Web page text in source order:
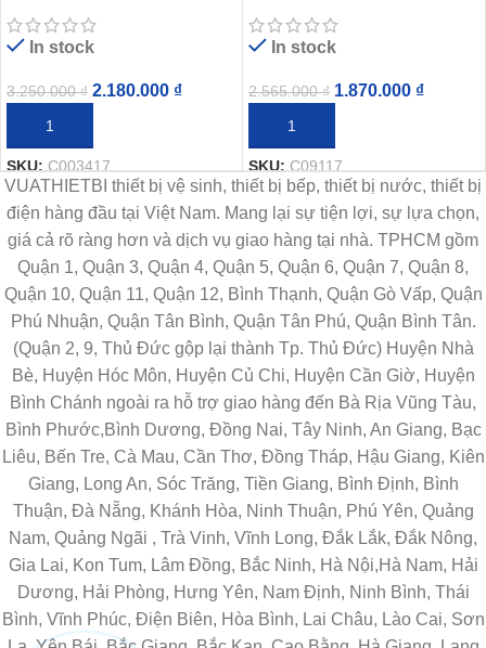
Square
In stock
3.250.000₫ 2.180.000 ₫
THÊM VÀO GIỎ HÀNG
SKU:C003417
In stock
2.565.000₫ 1.870.000 ₫
THÊM VÀO GIỎ HÀNG
SKU:C09117
VUATHIETBI thiết bị vệ sinh, thiết bị bếp, thiết bị nước, thiết bị
điện hàng đầu tại Việt Nam. Mang lại sự tiện lợi, sự lựa chọn,
giá cả rõ ràng hơn và dịch vụ giao hàng tại nhà. TPHCM gồm
Quận 1, Quận 3, Quận 4, Quận 5, Quận 6, Quận 7, Quận 8,
Quận 10, Quận 11, Quận 12, Bình Thạnh, Quận Gò Vấp, Quận
Phú Nhuận, Quận Tân Bình, Quận Tân Phú, Quận Bình Tân.
(Quận 2, 9, Thủ Đức gộp lại thành Tp. Thủ Đức) Huyện Nhà
Bè, Huyện Hóc Môn, Huyện Củ Chi, Huyện Cần Giờ, Huyện
Bình Chánh ngoài ra hỗ trợ giao hàng đến Bà Rịa Vũng Tàu,
Bình Phước,Bình Dương, Đồng Nai, Tây Ninh, An Giang, Bạc
Liêu, Bến Tre, Cà Mau, Cần Thơ, Đồng Tháp, Hậu Giang, Kiên
Giang, Long An, Sóc Trăng, Tiền Giang, Bình Định, Bình
Thuận, Đà Nẵng, Khánh Hòa, Ninh Thuận, Phú Yên, Quảng
Nam, Quảng Ngãi , Trà Vinh, Vĩnh Long, Đắk Lắk, Đắk Nông,
Gia Lai, Kon Tum, Lâm Đồng, Bắc Ninh, Hà Nội,Hà Nam, Hải
Dương, Hải Phòng, Hưng Yên, Nam Định, Ninh Bình, Thái
Bình, Vĩnh Phúc, Điện Biên, Hòa Bình, Lai Châu, Lào Cai, Sơn